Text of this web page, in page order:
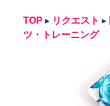
TOP ▸ リクエスト ▸
ツ・トレーニング